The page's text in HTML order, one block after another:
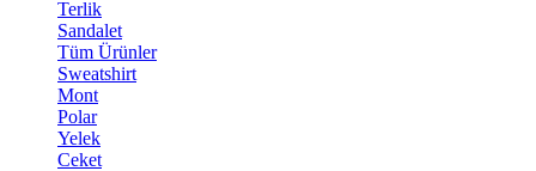
Terlik
Sandalet
Tüm Ürünler
Sweatshirt
Mont
Polar
Yelek
Ceket